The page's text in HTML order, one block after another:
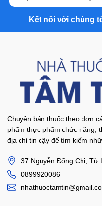
Kết nối với chúng
Chuyên bán thuốc theo đơn
phẩm thực phẩm chức năng,
địa chỉ tin cậy để tìm kiếm
37 Nguyễn Đổng Chi, Từ
0899920086